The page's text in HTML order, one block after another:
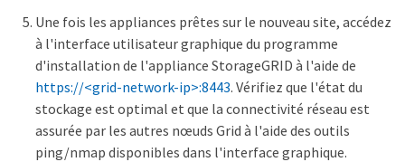
Une fois les appliances prêtes sur le nouveau site, accédez
à l'interface utilisateur graphique du programme
d'installation de l'appliance StorageGRID à l'aide de
https://<grid-network-ip>:8443. Vérifiez que l'état du
stockage est optimal et que la connectivité réseau est
assurée par les autres nœuds Grid à l'aide des outils
ping/nmap disponibles dans l'interface graphique.